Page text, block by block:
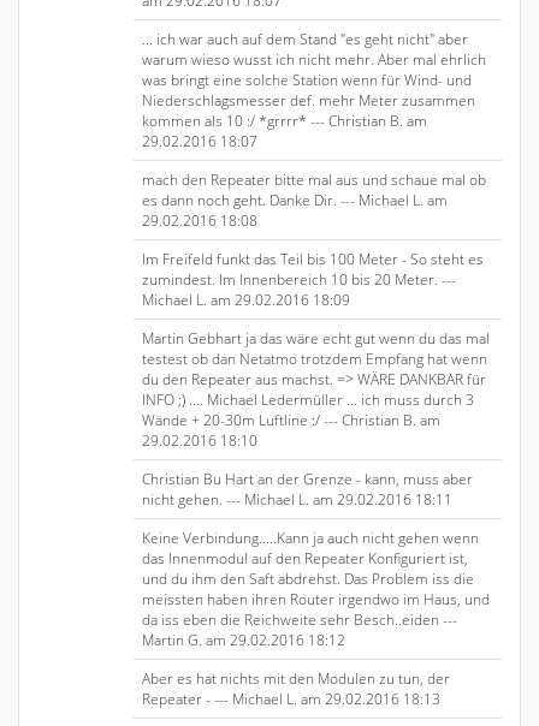
... ich war auch auf dem Stand "es geht nicht" aber
warum wieso wusst ich nicht mehr. Aber mal ehrlich
was bringt eine solche Station wenn für Wind- und
Niederschlagsmesser def. mehr Meter zusammen
kommen als 10 :/ *grrrr* --- Christian B. am
29.02.2016 18:07
mach den Repeater bitte mal aus und schaue mal ob
es dann noch geht. Danke Dir. --- Michael L. am
29.02.2016 18:08
Im Freifeld funkt das Teil bis 100 Meter - So steht es
zumindest. Im Innenbereich 10 bis 20 Meter. ---
Michael L. am 29.02.2016 18:09
Martin Gebhart ja das wäre echt gut wenn du das mal
testest ob dan Netatmo trotzdem Empfang hat wenn
du den Repeater aus machst. => WÄRE DANKBAR für
INFO ;) .... Michael Ledermüller ... ich muss durch 3
Wände + 20-30m Luftline :/ --- Christian B. am
29.02.2016 18:10
Christian Bu Hart an der Grenze - kann, muss aber
nicht gehen. --- Michael L. am 29.02.2016 18:11
Keine Verbindung.....Kann ja auch nicht gehen wenn
das Innenmodul auf den Repeater Konfiguriert ist,
und du ihm den Saft abdrehst. Das Problem iss die
meissten haben ihren Router irgendwo im Haus, und
da iss eben die Reichweite sehr Besch..eiden ---
Martin G. am 29.02.2016 18:12
Aber es hat nichts mit den Modulen zu tun, der
Repeater - --- Michael L. am 29.02.2016 18:13